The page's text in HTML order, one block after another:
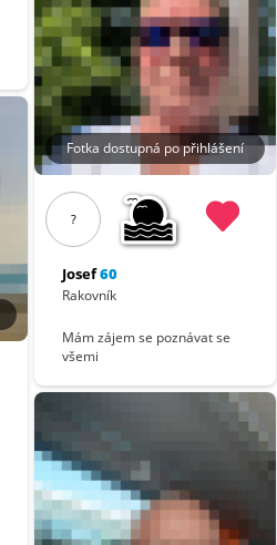
Fotka dostupná po přihlášení
?
Josef60
Rakovník
Mám zájem se poznávat se
všemi